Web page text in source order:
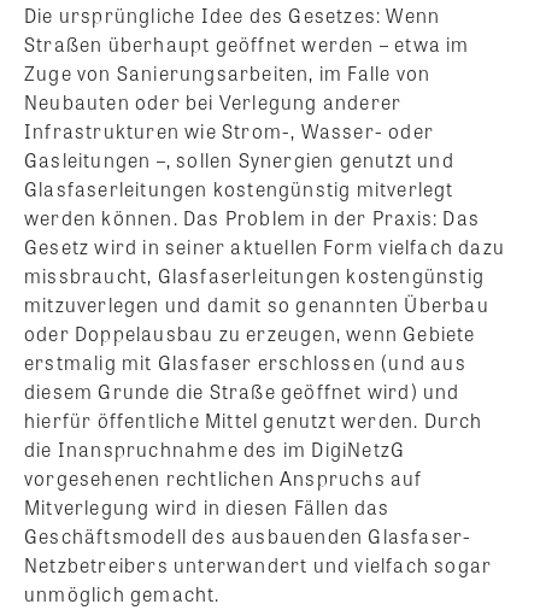
Die ursprüngliche Idee des Gesetzes: Wenn
Straßen überhaupt geöffnet werden – etwa im
Zuge von Sanierungsarbeiten, im Falle von
Neubauten oder bei Verlegung anderer
Infrastrukturen wie Strom-, Wasser- oder
Gasleitungen –, sollen Synergien genutzt und
Glasfaserleitungen kostengünstig mitverlegt
werden können. Das Problem in der Praxis: Das
Gesetz wird in seiner aktuellen Form vielfach dazu
missbraucht, Glasfaserleitungen kostengünstig
mitzuverlegen und damit so genannten Überbau
oder Doppelausbau zu erzeugen, wenn Gebiete
erstmalig mit Glasfaser erschlossen (und aus
diesem Grunde die Straße geöffnet wird) und
hierfür öffentliche Mittel genutzt werden. Durch
die Inanspruchnahme des im DigiNetzG
vorgesehenen rechtlichen Anspruchs auf
Mitverlegung wird in diesen Fällen das
Geschäftsmodell des ausbauenden Glasfaser-
Netzbetreibers unterwandert und vielfach sogar
unmöglich gemacht.